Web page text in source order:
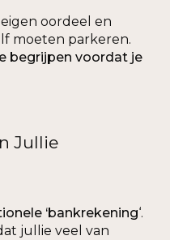
oordeel en
moeten parkeren.
begrijpen voordat je
Jullie
‘bankrekening‘.
jullie veel van